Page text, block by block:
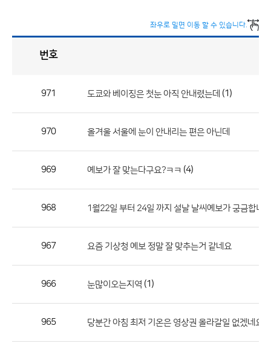
좌우로 밀면 이동 할 수 있습니다.
론
호,
번호
971 도쿄와 베이징은 첫눈 아직 안내렸는데 (1)
970 올겨울 서울에 눈이 안내리는 편은 아닌데
969 예보가 잘 맞는다구요?ㅋㅋ (4)
968 1월22일 부터 24일 까지 설날 날씨예보가 궁금합니다
967 요즘 기상청 예보 정말 잘 맞추는거 같네요
966 눈많이오는지역 (1)
965 당분간 아침 최저 기온은 영상권 올라갈일 없겠네요?